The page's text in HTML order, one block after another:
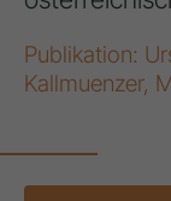
Publikation:
Kallmuenzer,